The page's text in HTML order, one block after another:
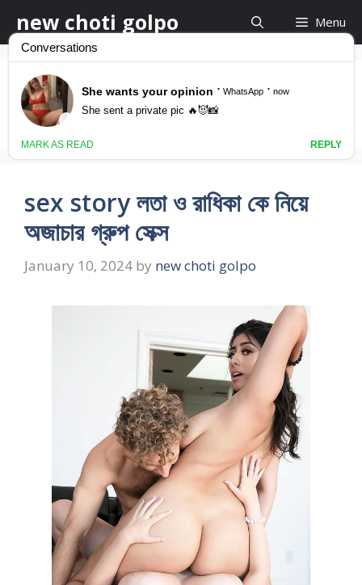
to
content
new choti golpo Menu
bangla choti kahani
sex story লতা ও রাধিকা কে নিয়ে
অজাচার গ্রুপ সেক্স
January 10, 2024 by new choti golpo